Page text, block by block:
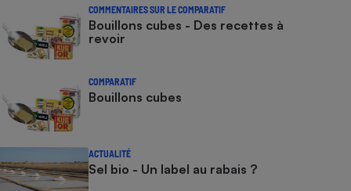
COMMENTAIRES SUR LE COMPARATIF
Bouillons cubes - Des recettes à
revoir
COMPARATIF
Bouillons cubes
ACTUALITÉ
Sel bio - Un label au rabais ?